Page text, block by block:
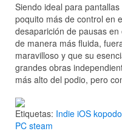
Siendo ideal para
poquito más de control en
desaparición de pausas
de manera más fluida,
maravilloso y que su
grandes obras
más alto del podio, pero
Etiquetas: Indie iOS
PC steam